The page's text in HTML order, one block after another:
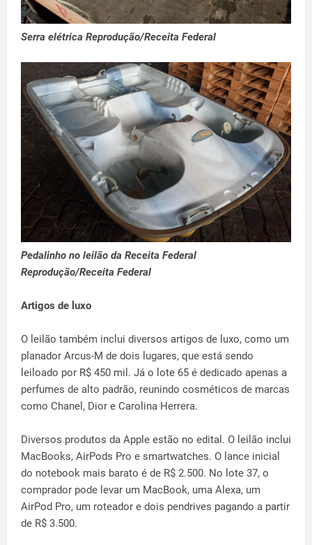
Serra elétrica Reprodução/Receita Federal
Pedalinho no leilão da Receita Federal
Reprodução/Receita Federal
Artigos de luxo
O leilão também inclui diversos artigos de luxo, como um
planador Arcus-M de dois lugares, que está sendo
leiloado por R$ 450 mil. Já o lote 65 é dedicado apenas a
perfumes de alto padrão, reunindo cosméticos de marcas
como Chanel, Dior e Carolina Herrera.
Diversos produtos da Apple estão no edital. O leilão inclui
MacBooks, AirPods Pro e smartwatches. O lance inicial
do notebook mais barato é de R$ 2.500. No lote 37, o
comprador pode levar um MacBook, uma Alexa, um
AirPod Pro, um roteador e dois pendrives pagando a partir
de R$ 3.500.